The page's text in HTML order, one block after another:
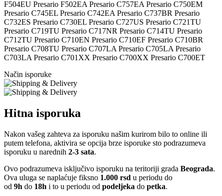
F504EU Presario F502EA Presario C757EA Presario C750EM
Presario C745EL Presario C742EA Presario C737BR Presario
C732ES Presario C730EL Presario C727US Presario C721TU
Presario C719TU Presario C717NR Presario C714TU Presario
C712TU Presario C710EN Presario C710EF Presario C710BR
Presario C708TU Presario C707LA Presario C705LA Presario
C703LA Presario C701XX Presario C700XX Presario C700ET
Način isporuke
Hitna isporuka
Nakon vašeg zahteva za isporuku našim kurirom bilo to online ili
putem telefona, aktivira se opcija brze isporuke sto podrazumeva
isporuku u narednih 2-3 sata.
Ovo podrazumeva isključivo isporuku na teritoriji grada Beograda.
Ova uluga se naplaćuje fiksno 1.000 rsd u periodu do
od 9h do 18h i to u periodu od podeljeka do petka.